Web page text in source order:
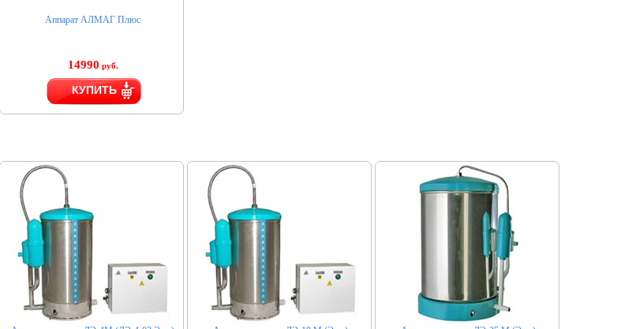
Аппарат АЛМАГ Плюс
14990 руб.
КУПИТЬ